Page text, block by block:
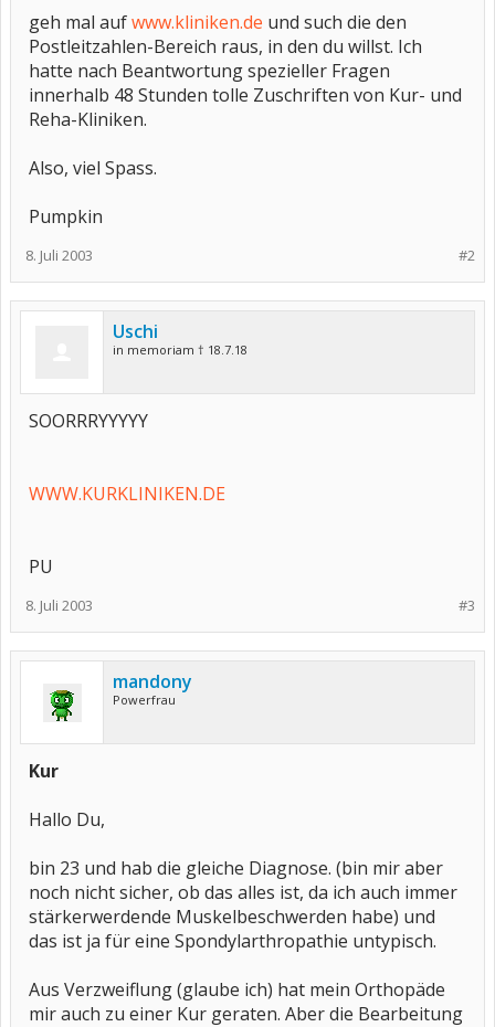
geh mal aufwww.kliniken.de und such die den
Postleitzahlen-Bereich raus, in den du willst. Ich
hatte nach Beantwortung spezieller Fragen
innerhalb 48 Stunden tolle Zuschriften von Kur- und
Reha-Kliniken.
Also, viel Spass.
Pumpkin
#2
8. Juli 2003
Uschi
in memoriam † 18.7.18
SOORRRYYYYY
WWW.KURKLINIKEN.DE
PU
#3
8. Juli 2003
mandony
Powerfrau
Kur
Hallo Du,
bin 23 und hab die gleiche Diagnose. (bin mir aber
noch nicht sicher, ob das alles ist, da ich auch immer
stärkerwerdende Muskelbeschwerden habe) und
das ist ja für eine Spondylarthropathie untypisch.
Aus Verzweiflung (glaube ich) hat mein Orthopäde
mir auch zu einer Kur geraten. Aber die Bearbeitung